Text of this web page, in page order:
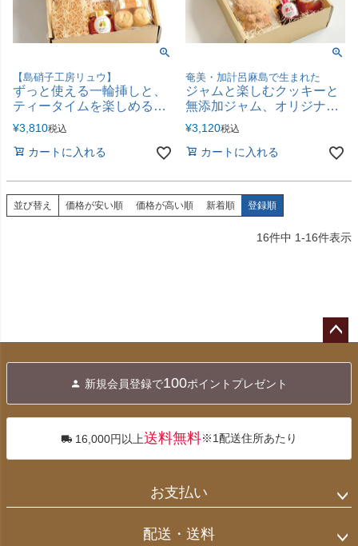
【島硝子工房リュウ】
ずっと使える一輪挿しと、
ティータイムを楽しめるセ
ット
¥3,810税込
カートに入れる
奄美・加計呂麻島で生まれた
ジャムと楽しむクッキーと
無添加ジャム、オリジナル
珈琲・お茶の贅沢ティータ
イムセット
¥3,120税込
カートに入れる
並び替え 価格が安い順 価格が高い順 新着順 登録順
16件中 1-16件表示
へ
新規会員登録で100ポイントプレゼント
16,000円以上送料無料※1配送住所あたり
お支払い
配送・送料